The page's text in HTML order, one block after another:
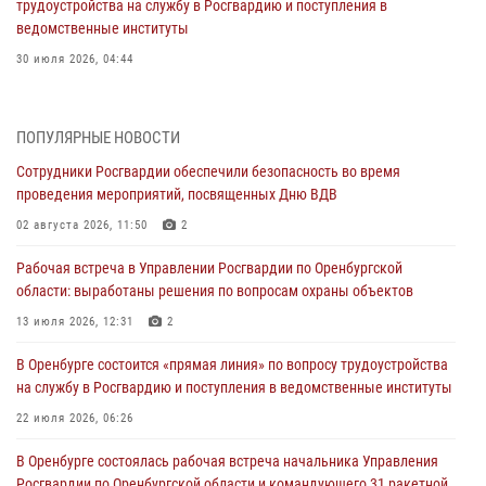
трудоустройства на службу в Росгвардию и поступления в
ведомственные институты
30 июля 2026, 04:44
28 июля 2026, 09:41 1
Росгвардейцы обеспечили правопорядок на праздновании Дня
ВМФ в Оренбурге
27 июля 2026, 14:36 2
Росгвардейцы предотвратили трагедию: спасен мужчина в тяжелой
жизненной ситуации (ВИДЕО)
26 июля 2026, 14:45 1
Росгвардейцы Оренбургской области проверили готовность детских
образовательных учреждений к новому учебному году
24 июля 2026, 12:25
При силовой поддержке ОМОН «Кобра» Росгвардии в Оренбурге
ПОПУЛЯРНЫЕ НОВОСТИ
Сотрудники Росгвардии обеспечили безопасность во время
проведения мероприятий, посвященных Дню ВДВ
02 августа 2026, 11:50 2
Рабочая встреча в Управлении Росгвардии по Оренбургской
области: выработаны решения по вопросам охраны объектов
13 июля 2026, 12:31 2
В Оренбурге состоится «прямая линия» по вопросу трудоустройства
на службу в Росгвардию и поступления в ведомственные институты
22 июля 2026, 06:26
В Оренбурге состоялась рабочая встреча начальника Управления